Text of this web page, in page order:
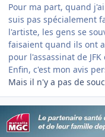
Pour ma part, quand
suis pas spécialement
l'artiste, les gens se
faisaient quand ils ont
pour l'assassinat de
Enfin, c'est mon avis
Mais il n'y a pas de